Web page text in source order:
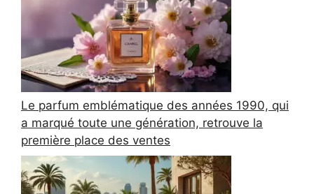
Le parfum emblématique des années 1990, qui
a marqué toute une génération, retrouve la
première place des ventes